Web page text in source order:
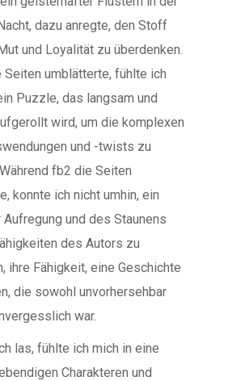
dazu anregte, den Stoff
und Loyalität zu überdenken.
Seiten umblätterte, fühlte ich
Puzzle, das langsam und
wird, um die komplexen
und -twists zu
fb2 die Seiten
konnte ich nicht umhin, ein
Aufregung und des Staunens
des Autors zu
ihre Fähigkeit, eine Geschichte
die sowohl unvorhersehbar
war.
las, fühlte ich mich in eine
Charakteren und